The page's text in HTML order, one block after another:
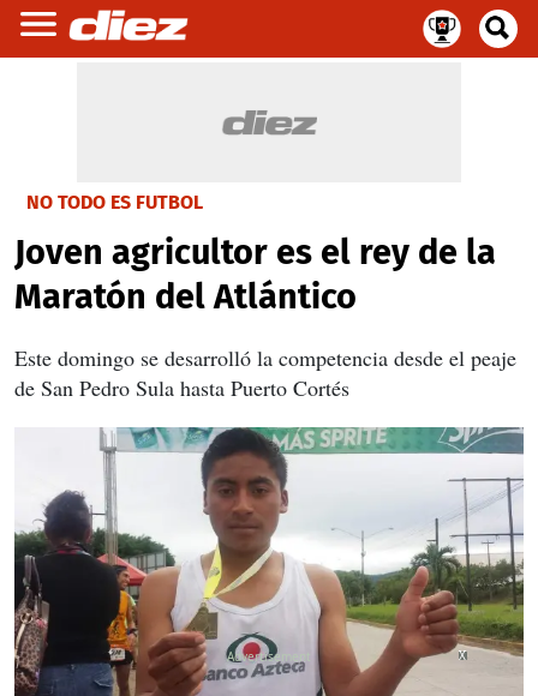
NO TODO ES FUTBOL
Joven agricultor es el rey de la
Maratón del Atlántico
Este domingo se desarrolló la competencia desde el peaje
de San Pedro Sula hasta Puerto Cortés
X
X
X